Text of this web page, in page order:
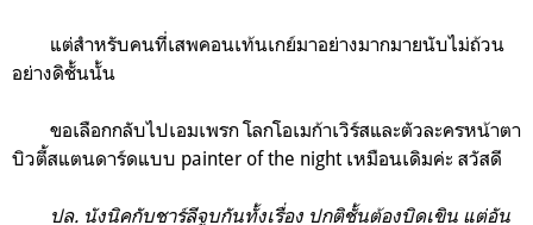
แต่สำหรับคนที่เสพคอนเท้นเกย์มาอย่างมากมายนับไม่ถ้วน
อย่างดิชั้นนั้น
ขอเลือกกลับไปเอมเพรก โลกโอเมก้าเวิร์สและตัวละครหน้าตา
บิวตี้สแตนดาร์ดแบบ painter of the night เหมือนเดิมค่ะ สวัสดี
ปล. นังนิคกับชาร์ลีจูบกันทั้งเรื่อง ปกติชั้นต้องบิดเขิน แต่อัน